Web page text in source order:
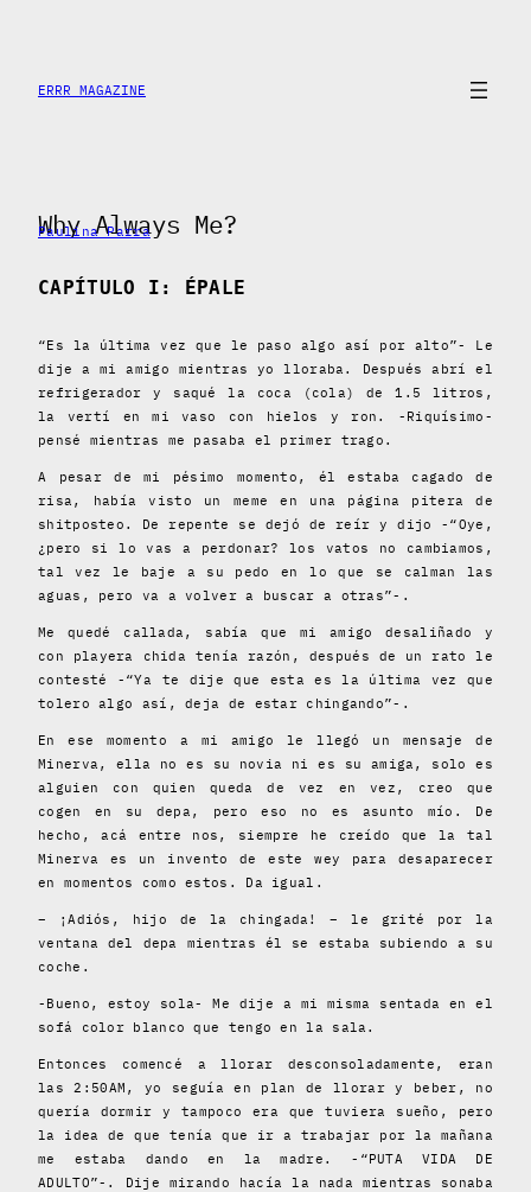
content
ERRR MAGAZINE
Why Always Me?
Paulina Parra
CAPÍTULO I: ÉPALE
“Es la última vez que le paso algo así por alto”- Le
dije a mi amigo mientras yo lloraba. Después abrí el
refrigerador y saqué la coca (cola) de 1.5 litros,
la vertí en mi vaso con hielos y ron. -Riquísimo-
pensé mientras me pasaba el primer trago.
A pesar de mi pésimo momento, él estaba cagado de
risa, había visto un meme en una página pitera de
shitposteo. De repente se dejó de reír y dijo -“Oye,
¿pero si lo vas a perdonar? los vatos no cambiamos,
tal vez le baje a su pedo en lo que se calman las
aguas, pero va a volver a buscar a otras”-.
Me quedé callada, sabía que mi amigo desaliñado y
con playera chida tenía razón, después de un rato le
contesté -“Ya te dije que esta es la última vez que
tolero algo así, deja de estar chingando”-.
En ese momento a mi amigo le llegó un mensaje de
Minerva, ella no es su novia ni es su amiga, solo es
alguien con quien queda de vez en vez, creo que
cogen en su depa, pero eso no es asunto mío. De
hecho, acá entre nos, siempre he creído que la tal
Minerva es un invento de este wey para desaparecer
en momentos como estos. Da igual.
– ¡Adiós, hijo de la chingada! – le grité por la
ventana del depa mientras él se estaba subiendo a su
coche.
-Bueno, estoy sola- Me dije a mi misma sentada en el
sofá color blanco que tengo en la sala.
Entonces comencé a llorar desconsoladamente, eran
las 2:50AM, yo seguía en plan de llorar y beber, no
quería dormir y tampoco era que tuviera sueño, pero
la idea de que tenía que ir a trabajar por la mañana
me estaba dando en la madre. -“PUTA VIDA DE
ADULTO”-. Dije mirando hacía la nada mientras sonaba